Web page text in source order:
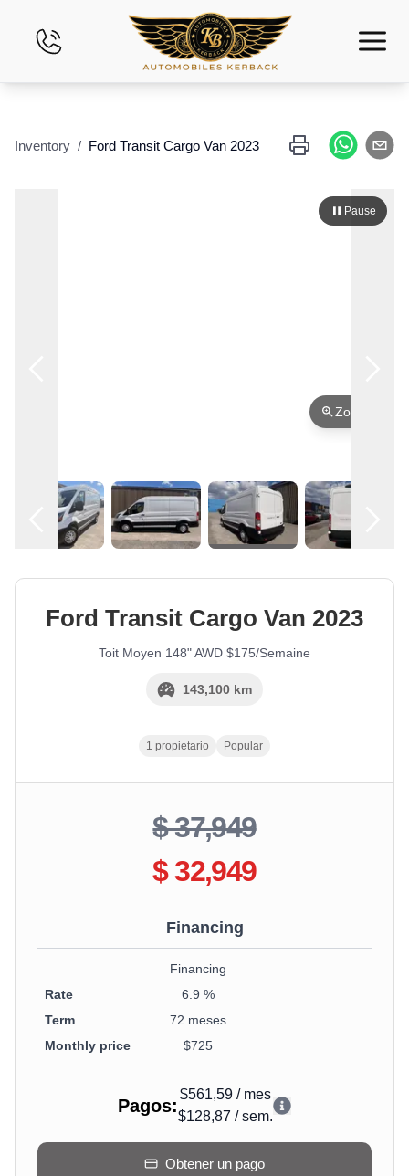
Español Location
Inventory / Ford Transit Cargo Van 2023
Pause
Zoom
Ford Transit Cargo Van 2023
Toit Moyen 148" AWD $175/Semaine
143,100 km
1 propietario Popular
$ 37,949
$ 32,949
Financing
Financing
Rate
6.9 %
Term
72 meses
Monthly price
$725
Pagos:
$561,59 / mes
$128,87 /sem.
Obtener un pago